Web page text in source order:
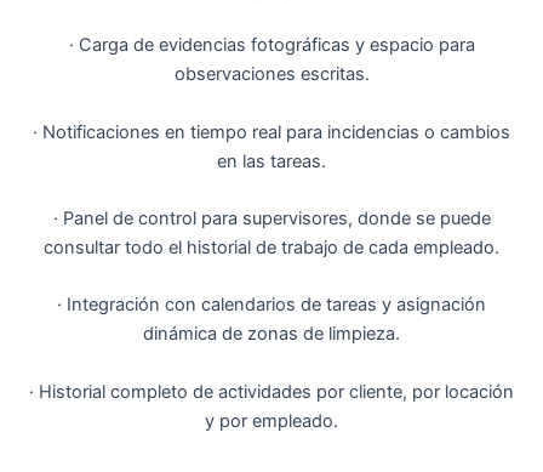
· Carga de evidencias fotográficas y espacio para
observaciones escritas.
· Notificaciones en tiempo real para incidencias o cambios
en las tareas.
· Panel de control para supervisores, donde se puede
consultar todo el historial de trabajo de cada empleado.
· Integración con calendarios de tareas y asignación
dinámica de zonas de limpieza.
· Historial completo de actividades por cliente, por locación
y por empleado.